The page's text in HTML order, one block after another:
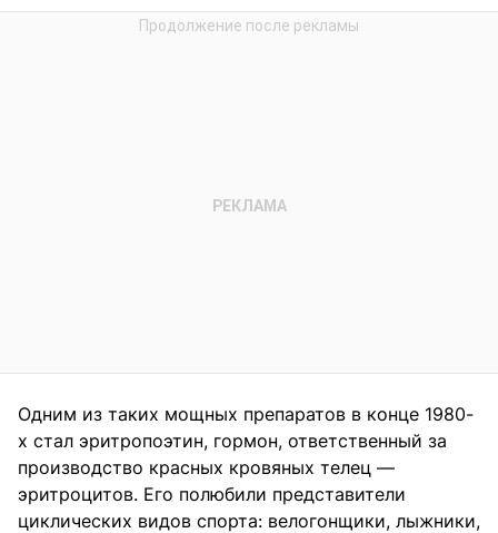
Одним из таких мощных препаратов в конце 1980-
х стал эритропоэтин, гормон, ответственный за
производство красных кровяных телец —
эритроцитов. Его полюбили представители
циклических видов спорта: велогонщики, лыжники,